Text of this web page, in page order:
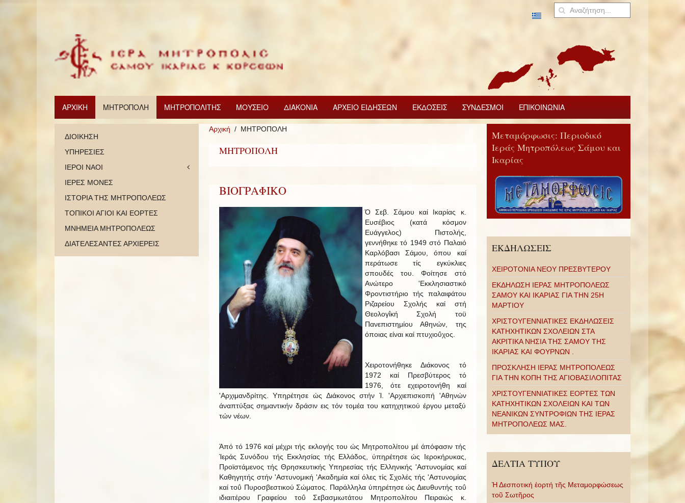
ΑΡΧΙΚΗ ΜΗΤΡΟΠΟΛΗ ΜΗΤΡΟΠΟΛΙΤΗΣ ΜΟΥΣΕΙΟ ΔΙΑΚΟΝΙΑ ΑΡΧΕΙΟ ΕΙΔΗΣΕΩΝ ΕΚΔΟΣΕΙΣ ΣΥΝΔΕΣΜΟΙ ΕΠΙΚΟΙΝΩΝΙΑ
Αρχική ΜΗΤΡΟΠΟΛΗ
ΜΗΤΡΟΠΟΛΗ
ΒΙΟΓΡΑΦΙΚΟ
Ό Σεβ. Σάμου καί Ικαρίας κ.
Ευσέβιος (κατά κόσμον
Ευάγγελος) Πιστολής,
γεννήθηκε τό 1949 στό Παλαιό
Καρλόβασι Σάμου, όπου καί
περάτωσε τίς εγκύκλιες
σπουδές του. Φοίτησε στό
Ανώτερο 'Εκκλησιαστικό
Φροντιστήριο τής παλαιφάτου
Ριζαρείου Σχολής καί στή
Θεολογΐκή Σχολή τοϋ
Πανεπιστημίου Αθηνών, της
όποιας είναι καί πτυχιοΰχος.
Χειροτονήθηκε Διάκονος τό
1972 καί Πρεσβύτερος τό
1976, ότε εχειροτονήθη καί
'Αρχιμανδρίτης. Υπηρέτησε ώς Διάκονος στήν Ί. 'Αρχιεπισκοπή 'Αθηνών
άναπτύξας σημαντικήν δράσιν εις τόν τομέα του κατηχητικού έργου μεταξύ
τών νέων.
Άπό τό 1976 καί μέχρι τής εκλογής του ώς Μητροπολίτου μέ άπόφασιν τής
Ίεράς Συνόδου τής Εκκλησίας τής Ελλάδος, ύπηρέτησε ώς Ιεροκήρυκας,
Προϊστάμενος τής Θρησκευτικής Υπηρεσίας τής Ελληνικής 'Αστυνομίας καί
Καθηγητής στήν 'Αστυνομική 'Ακαδημία καί όλες τίς Σχολές τής 'Αστυνομίας
καί τοΰ Πυροσβεστικού Σώματος. Παράλληλα ύπηρέτησε ώς Διευθυντής τοΰ
ιδιαιτέρου Γραφείου τοΰ Σεβασμιωτάτου Μητροπολίτου Πειραιώς κ.
ΔΙΟΙΚΗΣΗ
ΥΠΗΡΕΣΙΕΣ
ΙΕΡΟΙ ΝΑΟΙ
ΙΕΡΕΣ ΜΟΝΕΣ
ΙΣΤΟΡΙΑ ΤΗΣ ΜΗΤΡΟΠΟΛΕΩΣ
ΤΟΠΙΚΟΙ ΑΓΙΟΙ ΚΑΙ ΕΟΡΤΕΣ
ΜΝΗΜΕΙΑ ΜΗΤΡΟΠΟΛΕΩΣ
ΔΙΑΤΕΛΕΣΑΝΤΕΣ ΑΡΧΙΕΡΕΙΣ
Μεταμόρφωσις: Περιοδικό
Ιεράς Μητροπόλεως Σάμου και
Ικαρίας
ΕΚΔΗΛΩΣΕΙΣ
ΧΕΙΡΟΤΟΝΙΑ ΝΕΟΥ ΠΡΕΣΒΥΤΕΡΟΥ
ΕΚΔΗΛΩΣΗ ΙΕΡΑΣ ΜΗΤΡΟΠΟΛΕΩΣ
ΣΑΜΟΥ ΚΑΙ ΙΚΑΡΙΑΣ ΓΙΑ ΤΗΝ 25Η
ΜΑΡΤΙΟΥ
ΧΡΙΣΤΟΥΓΕΝΝΙΑΤΙΚΕΣ ΕΚΔΗΛΩΣΕΙΣ
ΚΑΤΗΧΗΤΙΚΩΝ ΣΧΟΛΕΙΩΝ ΣΤΑ
ΑΚΡΙΤΙΚΑ ΝΗΣΙΑ ΤΗΣ ΣΑΜΟΥ ΤΗΣ
ΙΚΑΡΙΑΣ ΚΑΙ ΦΟΥΡΝΩΝ .
ΠΡΟΣΚΛΗΣΗ ΙΕΡΑΣ ΜΗΤΡΟΠΟΛΕΩΣ
ΓΙΑ ΤΗΝ ΚΟΠΗ ΤΗΣ ΑΓΙΟΒΑΣΙΛΟΠΙΤΑΣ
ΧΡΙΣΤΟΥΓΕΝΝΙΑΤΙΚΕΣ ΕΟΡΤΕΣ ΤΩΝ
ΚΑΤΗΧΗΤΙΚΩΝ ΣΧΟΛΕΙΩΝ ΚΑΙ ΤΩΝ
ΝΕΑΝΙΚΩΝ ΣΥΝΤΡΟΦΙΩΝ ΤΗΣ ΙΕΡΑΣ
ΜΗΤΡΟΠΟΛΕΩΣ ΜΑΣ.
ΔΕΛΤΙΑ ΤΥΠΟΥ
Ἡ Δεσποτική ἑορτή τῆς Μεταμορφώσεως
τοῦ Σωτῆρος